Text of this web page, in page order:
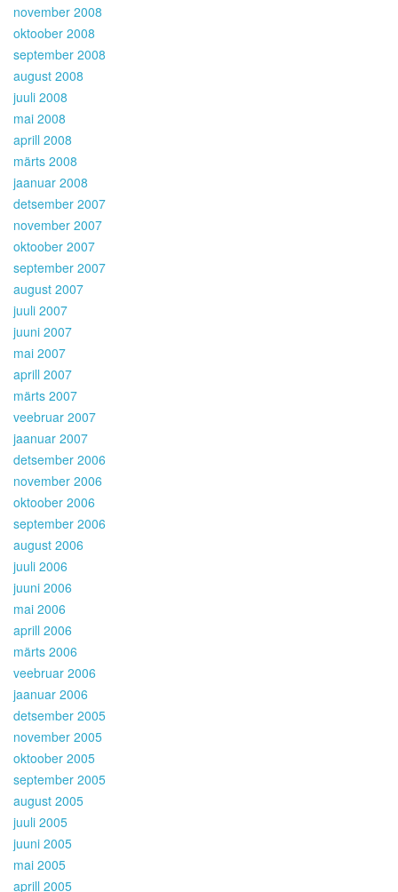
november 2008
oktoober 2008
september 2008
august 2008
juuli 2008
mai 2008
aprill 2008
märts 2008
jaanuar 2008
detsember 2007
november 2007
oktoober 2007
september 2007
august 2007
juuli 2007
juuni 2007
mai 2007
aprill 2007
märts 2007
veebruar 2007
jaanuar 2007
detsember 2006
november 2006
oktoober 2006
september 2006
august 2006
juuli 2006
juuni 2006
mai 2006
aprill 2006
märts 2006
veebruar 2006
jaanuar 2006
detsember 2005
november 2005
oktoober 2005
september 2005
august 2005
juuli 2005
juuni 2005
mai 2005
aprill 2005